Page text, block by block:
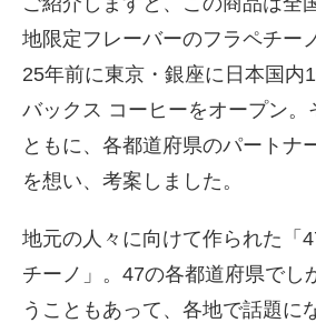
地限定フレーバーのフラペチー
25年前に東京・銀座に日本国内
バックス コーヒーをオープン。
ともに、各都道府県のパートナ
を想い、考案しました。
地元の人々に向けて作られた「
チーノ」。47の各都道府県でし
うこともあって、各地で話題に